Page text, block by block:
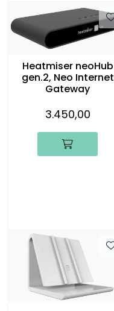
Heatmiser neoHub
gen.2, Neo Internet
Gateway
3.450,00